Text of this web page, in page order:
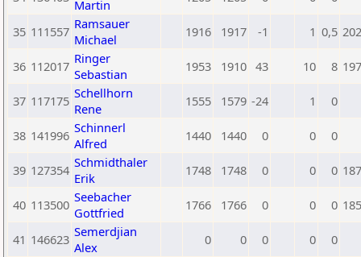
Martin
35 111557 Ramsauer
Michael
1916 1917 -1 1 0,5
36 112017 Ringer
Sebastian
1953 1910 43 10 8
37 117175 Schellhorn
Rene
1555 1579 -24 1 0
38 141996 Schinnerl
Alfred
1440 1440 0 0 0
39 127354 Schmidthaler
Erik
1748 1748 0 0 0
40 113500 Seebacher
Gottfried
1766 1766 0 0 0
41 146623 Semerdjian
Alex
0 0 0 0 0